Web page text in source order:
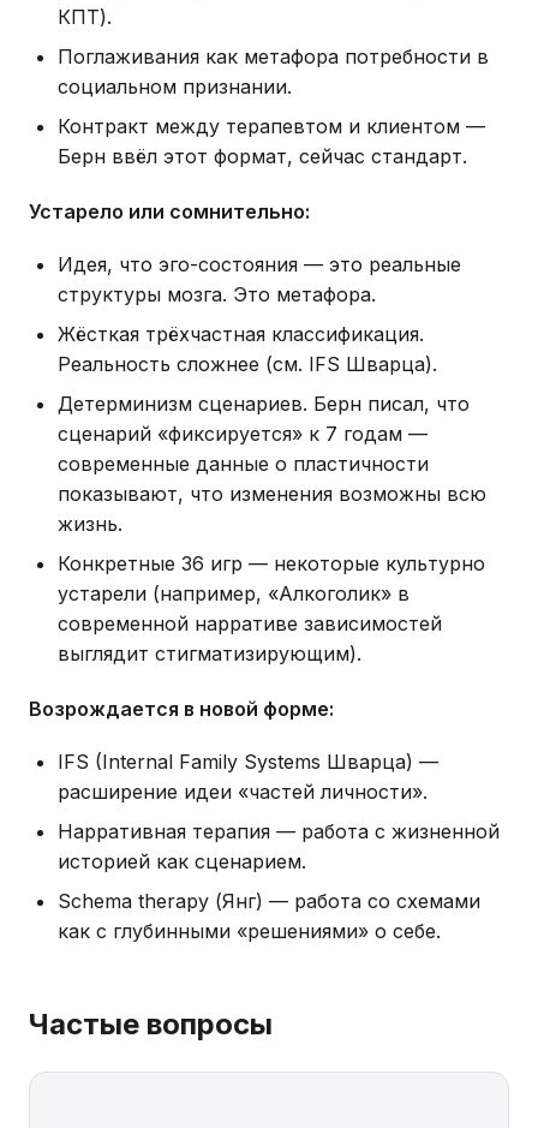
КПТ).
Поглаживания как метафора потребности в
социальном признании.
Контракт между терапевтом и клиентом —
Берн ввёл этот формат, сейчас стандарт.
Устарело или сомнительно:
Идея, что эго-состояния — это реальные
структуры мозга. Это метафора.
Жёсткая трёхчастная классификация.
Реальность сложнее (см. IFS Шварца).
Детерминизм сценариев. Берн писал, что
сценарий «фиксируется» к 7 годам —
современные данные о пластичности
показывают, что изменения возможны всю
жизнь.
Конкретные 36 игр — некоторые культурно
устарели (например, «Алкоголик» в
современной нарративе зависимостей
выглядит стигматизирующим).
Возрождается в новой форме:
IFS (Internal Family Systems Шварца) —
расширение идеи «частей личности».
Нарративная терапия — работа с жизненной
историей как сценарием.
Schema therapy (Янг) — работа со схемами
как с глубинными «решениями» о себе.
Частые вопросы